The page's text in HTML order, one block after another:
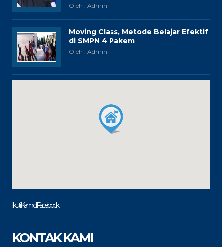
Oleh : Admin
Moving Class, Metode Belajar Efektif
di SMPN 4 Pakem
Oleh : Admin
Ikuti Kami di Facebook
KONTAK KAMI